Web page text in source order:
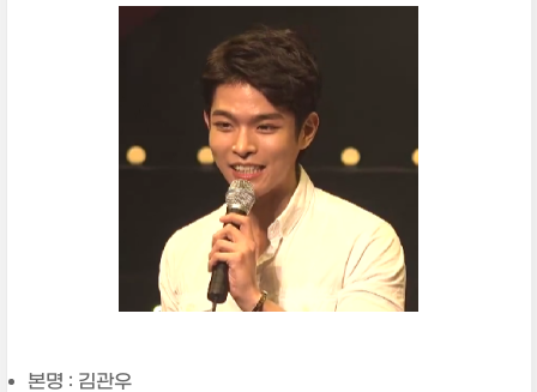
본명 : 김관우